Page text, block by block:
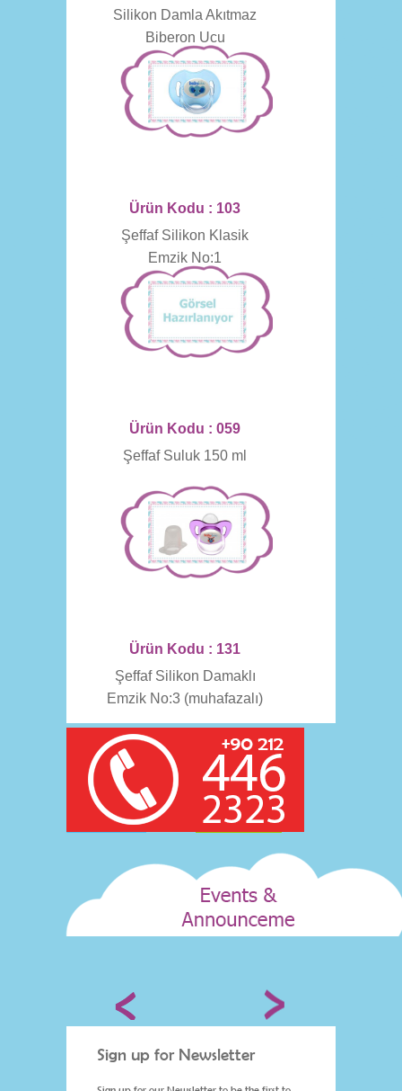
Silikon Damla Akıtmaz
Biberon Ucu
Ürün Kodu : 103
Şeffaf Silikon Klasik
Emzik No:1
Ürün Kodu : 059
Şeffaf Suluk 150 ml
Ürün Kodu : 131
Şeffaf Silikon Damaklı
Emzik No:3 (muhafazalı)
Sign up for Newsletter